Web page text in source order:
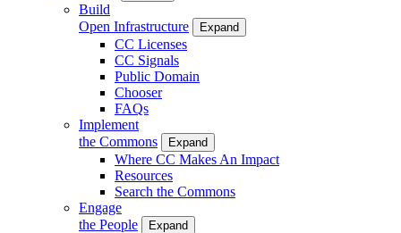
Build
Open Infrastructure
Expand
CC Licenses
CC Signals
Public Domain
Chooser
FAQs
Implement
the Commons
Expand
Where CC Makes An Impact
Resources
Search the Commons
Engage
the People
Expand